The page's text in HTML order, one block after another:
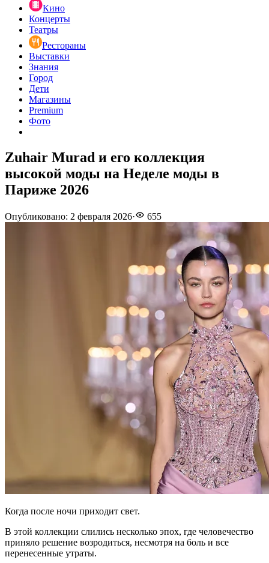
Кино
Концерты
Театры
Рестораны
Выставки
Знания
Город
Дети
Магазины
Premium
Фото
Zuhair Murad и его коллекция
высокой моды на Неделе моды в
Париже 2026
Опубликовано: 2 февраля 2026· 655
Когда после ночи приходит свет.
В этой коллекции слились несколько эпох, где человечество
приняло решение возродиться, несмотря на боль и все
перенесенные утраты.